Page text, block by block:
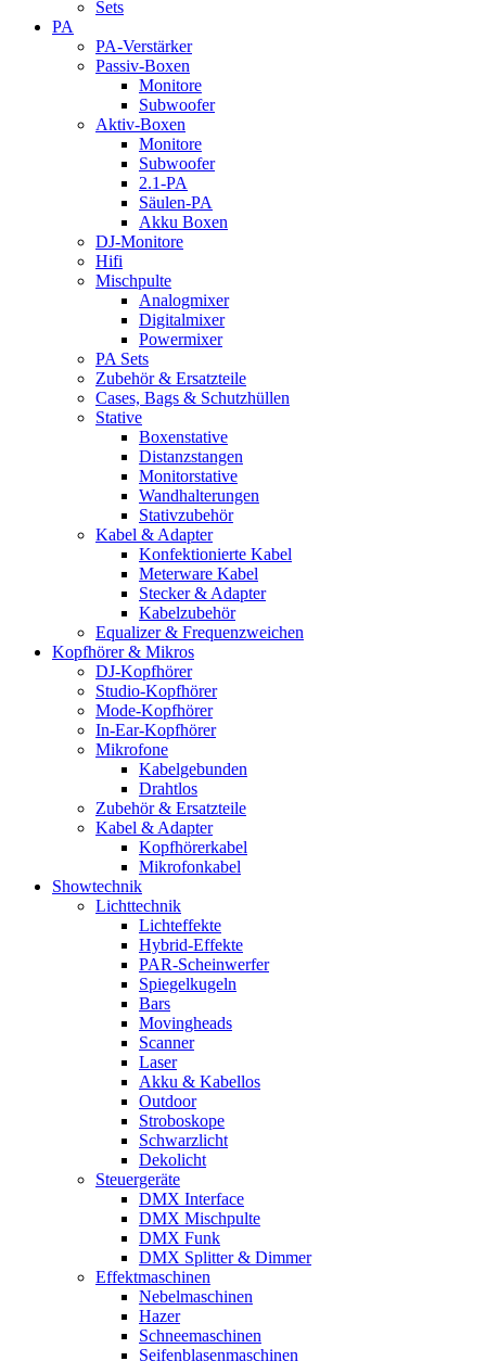
Sets
PA
PA-Verstärker
Passiv-Boxen
Monitore
Subwoofer
Aktiv-Boxen
Monitore
Subwoofer
2.1-PA
Säulen-PA
Akku Boxen
DJ-Monitore
Hifi
Mischpulte
Analogmixer
Digitalmixer
Powermixer
PA Sets
Zubehör & Ersatzteile
Cases, Bags & Schutzhüllen
Stative
Boxenstative
Distanzstangen
Monitorstative
Wandhalterungen
Stativzubehör
Kabel & Adapter
Konfektionierte Kabel
Meterware Kabel
Stecker & Adapter
Kabelzubehör
Equalizer & Frequenzweichen
Kopfhörer & Mikros
DJ-Kopfhörer
Studio-Kopfhörer
Mode-Kopfhörer
In-Ear-Kopfhörer
Mikrofone
Kabelgebunden
Drahtlos
Zubehör & Ersatzteile
Kabel & Adapter
Kopfhörerkabel
Mikrofonkabel
Showtechnik
Lichttechnik
Lichteffekte
Hybrid-Effekte
PAR-Scheinwerfer
Spiegelkugeln
Bars
Movingheads
Scanner
Laser
Akku & Kabellos
Outdoor
Stroboskope
Schwarzlicht
Dekolicht
Steuergeräte
DMX Interface
DMX Mischpulte
DMX Funk
DMX Splitter & Dimmer
Effektmaschinen
Nebelmaschinen
Hazer
Schneemaschinen
Seifenblasenmaschinen